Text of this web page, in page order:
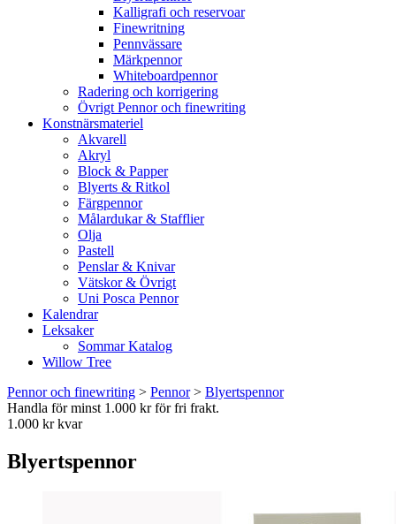
Kalligrafi och reservoar
Finewritning
Pennvässare
Märkpennor
Whiteboardpennor
Radering och korrigering
Övrigt Pennor och finewriting
Konstnärsmateriel
Akvarell
Akryl
Block & Papper
Blyerts & Ritkol
Färgpennor
Målardukar & Stafflier
Olja
Pastell
Penslar & Knivar
Vätskor & Övrigt
Uni Posca Pennor
Kalendrar
Leksaker
Sommar Katalog
Willow Tree
Pennor och finewriting > Pennor> Blyertspennor
Handla för minst 1.000 kr för fri frakt.
1.000 kr kvar
Blyertspennor